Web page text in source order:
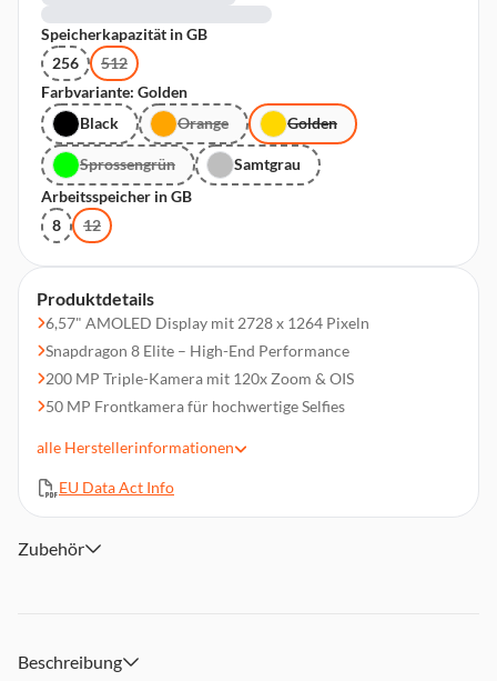
Produktdetails
6,57" AMOLED Display mit 2728 x 1264 Pixeln
Snapdragon 8 Elite – High-End Performance
200 MP Triple-Kamera mit 120x Zoom & OIS
50 MP Frontkamera für hochwertige Selfies
5G, WiFi 6E/7 & Bluetooth 6.0
IP68/IP69/IP69K – extrem widerstandsfähig
Dual-SIM mit Nano-SIM & eSIM
alle Herstellerinformationen
EU Data Act Info
Speicherkapazität in GB
256
512
Farbvariante: Golden
Black
Orange Golden
Sprossengrün
Samtgrau
Arbeitsspeicher in GB
8
12
Zubehör
Beschreibung